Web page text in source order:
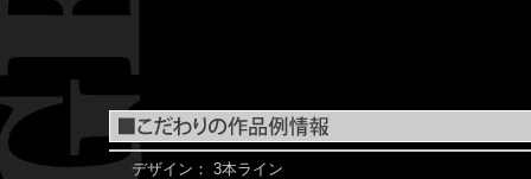
デザイン： 3本ライン